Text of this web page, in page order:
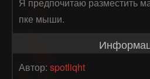
пке мыши.
Автор: spotliqht